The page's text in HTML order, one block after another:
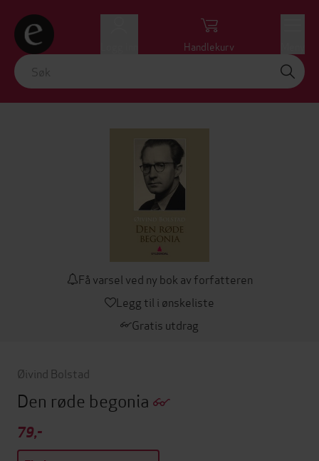
Handlekurv
Få varsel ved ny bok av forfatteren
Legg til i ønskeliste
Gratis utdrag
Øivind Bolstad
Den røde begonia
79,-